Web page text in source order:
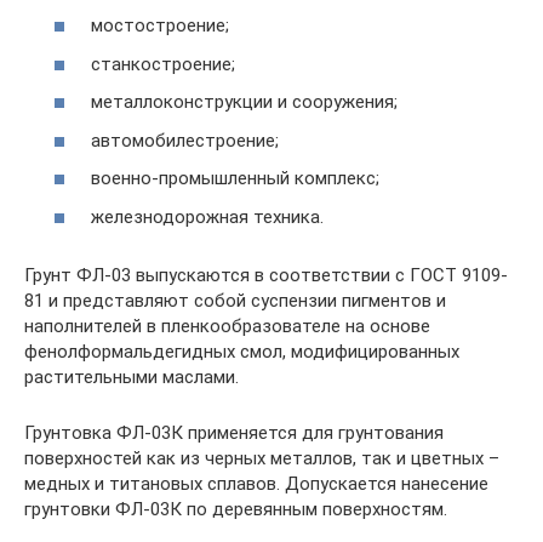
мостостроение;
станкостроение;
металлоконструкции и сооружения;
автомобилестроение;
военно-промышленный комплекс;
железнодорожная техника.
Грунт ФЛ-03 выпускаются в соответствии с ГОСТ 9109-
81 и представляют собой суспензии пигментов и
наполнителей в пленкообразователе на основе
фенолформальдегидных смол, модифицированных
растительными маслами.
Грунтовка ФЛ-03К применяется для грунтования
поверхностей как из черных металлов, так и цветных –
медных и титановых сплавов. Допускается нанесение
грунтовки ФЛ-03К по деревянным поверхностям.